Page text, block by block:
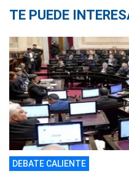
TE PUEDE
DEBATE CALIENTE